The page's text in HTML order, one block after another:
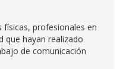
físicas, profesionales en
que hayan realizado
de comunicación